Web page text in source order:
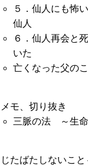
５．仙人にも怖
仙人
６．仙人再会と
いた
亡くなった父の
メモ、切り抜き
三脈の法 ～生
じたばたしないこと